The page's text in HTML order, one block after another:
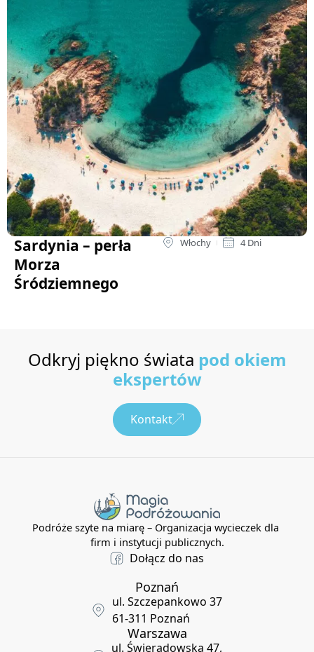
Sardynia – perła
Morza
Śródziemnego
Włochy 4 Dni
Odkryj piękno świata pod okiem
ekspertów
Kontakt
Podróże szyte na miarę – Organizacja wycieczek dla
firm i instytucji publicznych.
Dołącz do nas
Poznań
ul. Szczepankowo 37
61-311 Poznań
Warszawa
ul. Świeradowska 47,